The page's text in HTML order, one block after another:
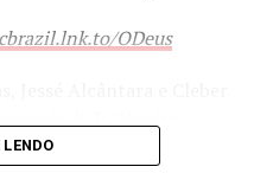
ODeus
mensagem de cura,